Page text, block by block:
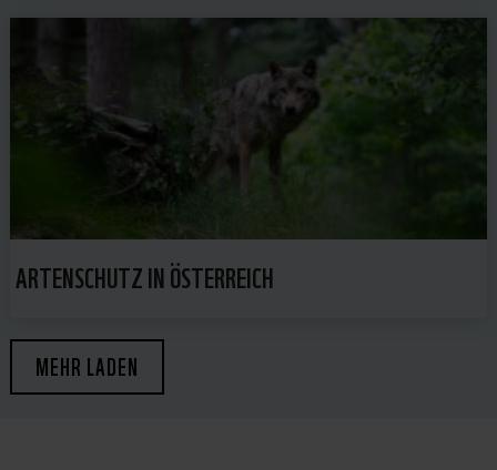
ARTENSCHUTZ IN ÖSTERREICH
MEHR LADEN